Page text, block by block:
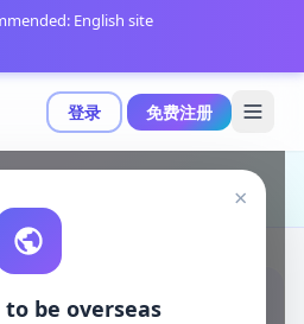
登录 免费注册
English site
×
to be overseas
Unity 3D-Models